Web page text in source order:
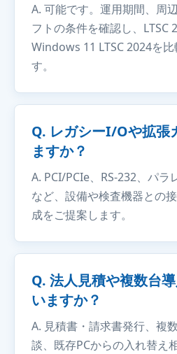
A. 可能です。運用期間、周
フトの条件を確認し、LTSC
Windows 11 LTSC 2024を
す。
Q. レガシーI/Oや拡張
ますか？
A. PCI/PCIe、RS-232、パ
など、設備や検査機器との
成をご提案します。
Q. 法人見積や複数台
いますか？
A. 見積書・請求書発行、複
談、既存PCからの入れ替え